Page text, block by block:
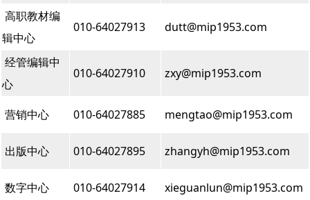
高职教材编
辑中心
010-64027913 dutt@mip1953.com
经管编辑中
心
010-64027910 zxy@mip1953.com
营销中心 010-64027885 mengtao@mip1953.com
出版中心 010-64027895 zhangyh@mip1953.com
数字中心 010-64027914 xieguanlun@mip1953.com